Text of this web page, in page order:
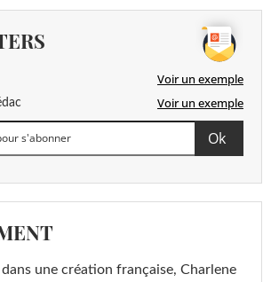
Voir un exemple
Voir un exemple
une création française, Charlene